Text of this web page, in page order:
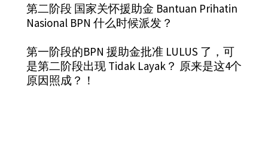
第二阶段 国家关怀援助金 Bantuan Prihatin
Nasional BPN 什么时候派发？
第一阶段的BPN 援助金批准 LULUS 了，可
是第二阶段出现 Tidak Layak？ 原来是这4个
原因照成？！